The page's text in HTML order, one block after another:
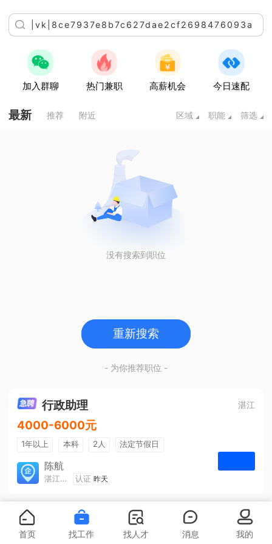
加入群聊 热门兼职 高薪机会 今日速配
最新 推荐 附近 区域 职能 筛选
没有搜索到职位
重新搜索
- 为你推荐职位 -
行政助理 湛江
4000-6000元
1年以上 本科 2人
法定节假日
包吃住
五险一金
陈航
湛江旅游集散中心有限公司 认证 昨天
首页 找工作 找人才 消息 我的